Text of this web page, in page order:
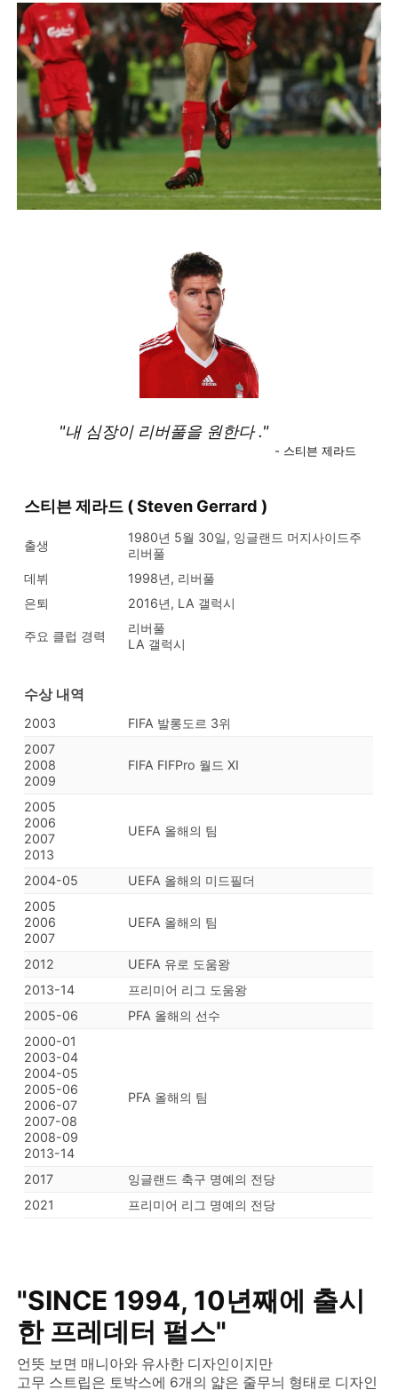
"내 심장이 리버풀을 원한다 ."
- 스티븐 제라드
스티븐 제라드 ( Steven Gerrard )
출생
1980년 5월 30일, 잉글랜드 머지사이드주
리버풀
데뷔
1998년, 리버풀
은퇴
2016년, LA 갤럭시
주요 클럽 경력
리버풀
LA 갤럭시
수상 내역
2003
FIFA 발롱도르 3위
2007
2008
2009
FIFA FIFPro 월드 XI
2005
2006
2007
2013
UEFA 올해의 팀
2004-05
UEFA 올해의 미드필더
2005
2006
2007
UEFA 올해의 팀
2012
UEFA 유로 도움왕
2013-14
프리미어 리그 도움왕
2005-06
PFA 올해의 선수
2000-01
2003-04
2004-05
2005-06
2006-07
2007-08
2008-09
2013-14
PFA 올해의 팀
2017
잉글랜드 축구 명예의 전당
2021
프리미어 리그 명예의 전당
"SINCE 1994, 10년째에 출시
한 프레데터 펄스"
언뜻 보면 매니아와 유사한 디자인이지만
고무 스트립은 토박스에 6개의 얇은 줄무늬 형태로 디자인